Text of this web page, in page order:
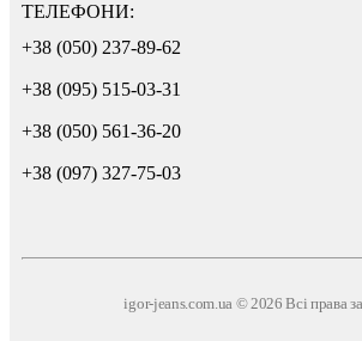
ТЕЛЕФОНИ:
+38 (050) 237-89-62
+38 (095) 515-03-31
+38 (050) 561-36-20
+38 (097) 327-75-03
igor-jeans.com.ua © 2026 Всі права